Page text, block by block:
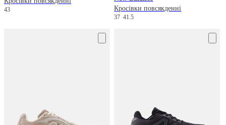
43
Кросівки повсякденні
3741.5